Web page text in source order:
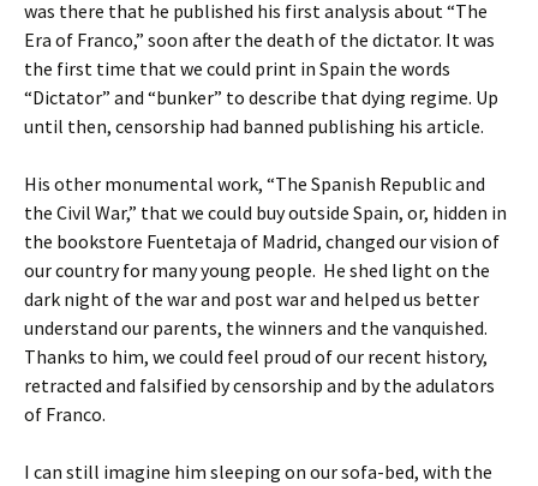
was there that he published his first analysis about “The
Era of Franco,” soon after the death of the dictator. It was
the first time that we could print in Spain the words
“Dictator” and “bunker” to describe that dying regime. Up
until then, censorship had banned publishing his article.
His other monumental work, “The Spanish Republic and
the Civil War,” that we could buy outside Spain, or, hidden in
the bookstore Fuentetaja of Madrid, changed our vision of
our country for many young people. He shed light on the
dark night of the war and post war and helped us better
understand our parents, the winners and the vanquished.
Thanks to him, we could feel proud of our recent history,
retracted and falsified by censorship and by the adulators
of Franco.
I can still imagine him sleeping on our sofa-bed, with the